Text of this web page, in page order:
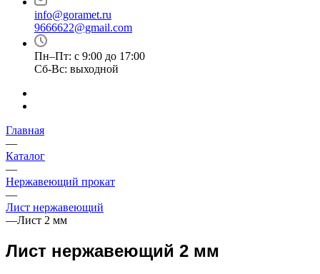
info@goramet.ru
9666622@gmail.com
Пн–Пт: с 9:00 до 17:00
Сб-Вс: выходной
Главная
—
Каталог
—
Нержавеющий прокат
—
Лист нержавеющий
—Лист 2 мм
Лист нержавеющий 2 мм